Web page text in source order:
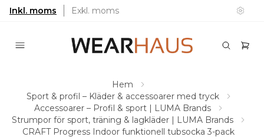
Inkl. moms Exkl. moms
Hem
Sport & profil – Kläder & accessoarer med tryck
Accessoarer – Profil & sport | LUMA Brands
Strumpor för sport, träning & lagkläder | LUMA Brands
CRAFT Progress Indoor funktionell tubsocka 3-pack